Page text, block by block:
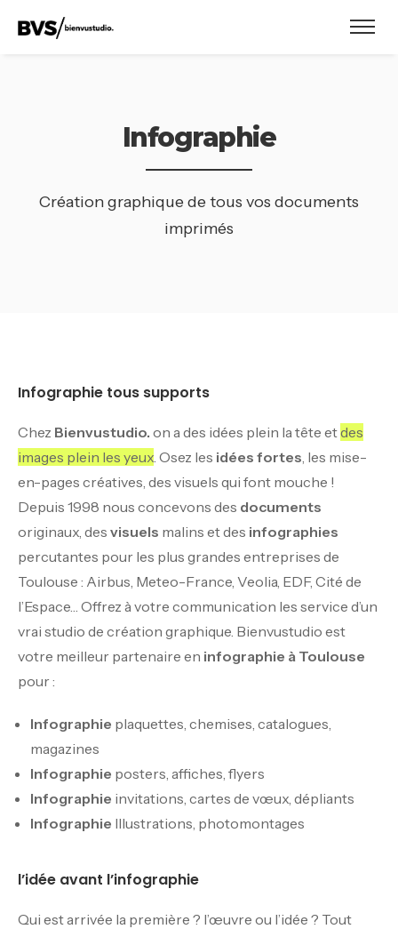
Infographie
Création graphique de tous vos documents
imprimés
Infographie tous supports
Chez Bienvustudio. on a des idées plein la tête etdes
images plein les yeux. Osez les idées fortes, les mise-
en-pages créatives, des visuels qui font mouche !
Depuis 1998 nous concevons des documents
originaux, des visuels malins et des infographies
percutantes pour les plus grandes entreprises de
Toulouse : Airbus, Meteo-France, Veolia, EDF, Cité de
l’Espace… Offrez à votre communication les service d’un
vrai studio de création graphique. Bienvustudio est
votre meilleur partenaire en infographie à Toulouse
pour :
Infographie plaquettes, chemises, catalogues,
magazines
Infographie posters, affiches, flyers
Infographie invitations, cartes de vœux, dépliants
Infographie Illustrations, photomontages
l’idée avant l’infographie
Qui est arrivée la première ? l’œuvre ou l’idée ? Tout